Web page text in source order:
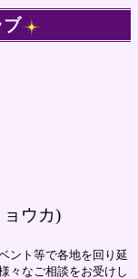
ブ
ウカ)
ント等で各地を回り延
々なご相談をお受けし